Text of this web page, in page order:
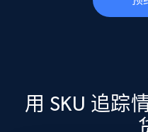
Walmart - products
using sku numbers
URL, Final price, Sku,
用 SKU 追踪